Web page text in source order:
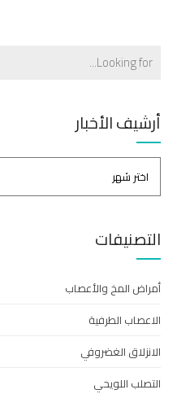
أرشيف الأخبار
التصنيفات
أمراض المخ والأعصاب
الاعصاب الطرفية
الانزلاق الغضروفي
التصلب اللويحي